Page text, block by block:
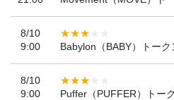
8/10
9:00
Babylon（BABY）トーク
8/10
9:00
Puffer（PUFFER）トー